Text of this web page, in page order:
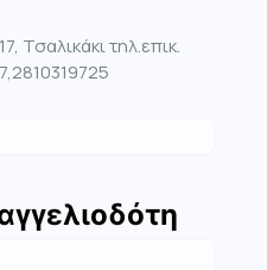
Τσαλικάκι τηλ.επικ.